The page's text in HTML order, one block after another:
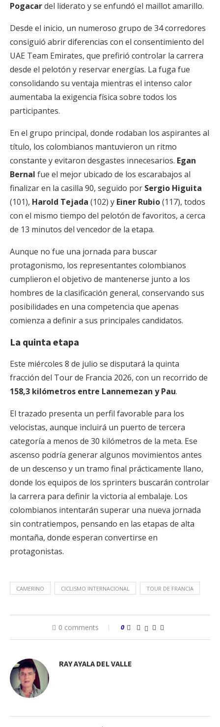
Pogacardel liderato y se enfundó el maillot amarillo.
Desde el inicio, un numeroso grupo de 34 corredores
consiguió abrir diferencias con el consentimiento del
UAE Team Emirates, que prefirió controlar la carrera
desde el pelotón y reservar energías. La fuga fue
consolidando su ventaja mientras el intenso calor
aumentaba la exigencia física sobre todos los
participantes.
En el grupo principal, donde rodaban los aspirantes al
título, los colombianos mantuvieron un ritmo
constante y evitaron desgastes innecesarios. Egan
Bernal fue el mejor ubicado de los escarabajos al
finalizar en la casilla 90, seguido por Sergio Higuita
(101), Harold Tejada (102) y Einer Rubio(117), todos
con el mismo tiempo del pelotón de favoritos, a cerca
de 13 minutos del vencedor de la etapa.
Aunque no fue una jornada para buscar
protagonismo, los representantes colombianos
cumplieron el objetivo de mantenerse junto a los
hombres de la clasificación general, conservando sus
posibilidades en una competencia que apenas
comienza a definir a sus principales candidatos.
La quinta etapa
Este miércoles 8 de julio se disputará la quinta
fracción del Tour de Francia 2026, con un recorrido de
158,3 kilómetros entre Lannemezan y Pau.
El trazado presenta un perfil favorable para los
velocistas, aunque incluirá un puerto de tercera
categoría a menos de 30 kilómetros de la meta. Ese
ascenso podría generar algunos movimientos antes
de un descenso y un tramo final prácticamente llano,
donde los equipos de los sprinters buscarán controlar
la carrera para definir la victoria al embalaje. Los
colombianos intentarán superar una nueva jornada
sin contratiempos, pensando en las etapas de alta
montaña, donde esperan convertirse en
protagonistas.
CAMERINO CICLISMO INTERNACIONAL TOUR DE FRANCIA
0 comments 0
RAY AYALA DEL VALLE